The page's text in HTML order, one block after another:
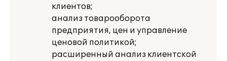
клиентов;
анализ товарооборота
предприятия, цен и управление
ценовой политикой;
расширенный анализ клиентской